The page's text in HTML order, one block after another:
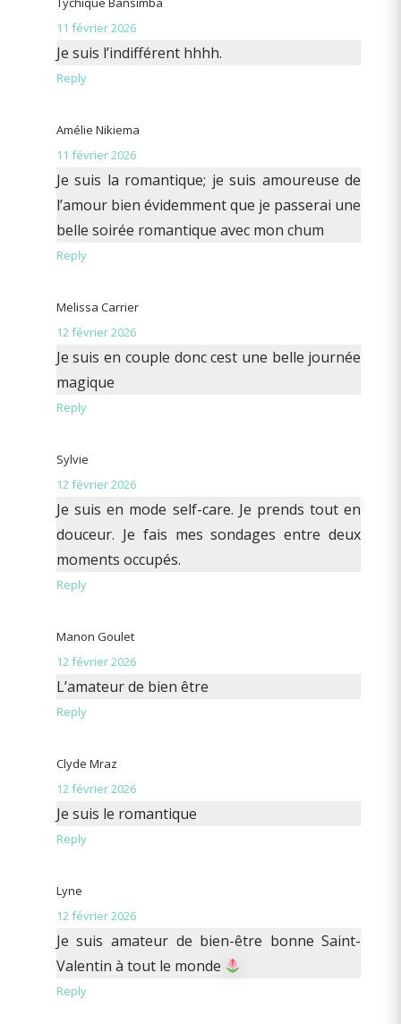
11 février 2026
Je suis l’indifférent hhhh.
Reply
Amélie Nikiema
11 février 2026
Je suis la romantique; je suis amoureuse de
l’amour bien évidemment que je passerai une
belle soirée romantique avec mon chum
Reply
Melissa Carrier
12 février 2026
Je suis en couple donc cest une belle journée
magique
Reply
Sylvie
12 février 2026
Je suis en mode self-care. Je prends tout en
douceur. Je fais mes sondages entre deux
moments occupés.
Reply
Manon Goulet
12 février 2026
L’amateur de bien être
Reply
Clyde Mraz
12 février 2026
Je suis le romantique
Reply
Lyne
12 février 2026
Je suis amateur de bien-être bonne Saint-
Valentin à tout le monde
Reply